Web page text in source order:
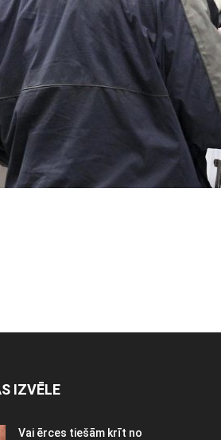
IZVĒLE
Vai ērces tiešām krīt no